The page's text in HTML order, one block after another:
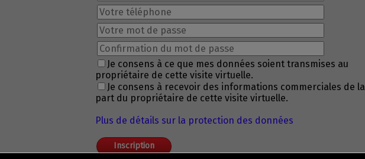
Je consens à ce que mes données soient transmises au
propriétaire de cette visite virtuelle.
Je consens à recevoir des informations commerciales de la
part du propriétaire de cette visite virtuelle.
Plus de détails sur la protection des données